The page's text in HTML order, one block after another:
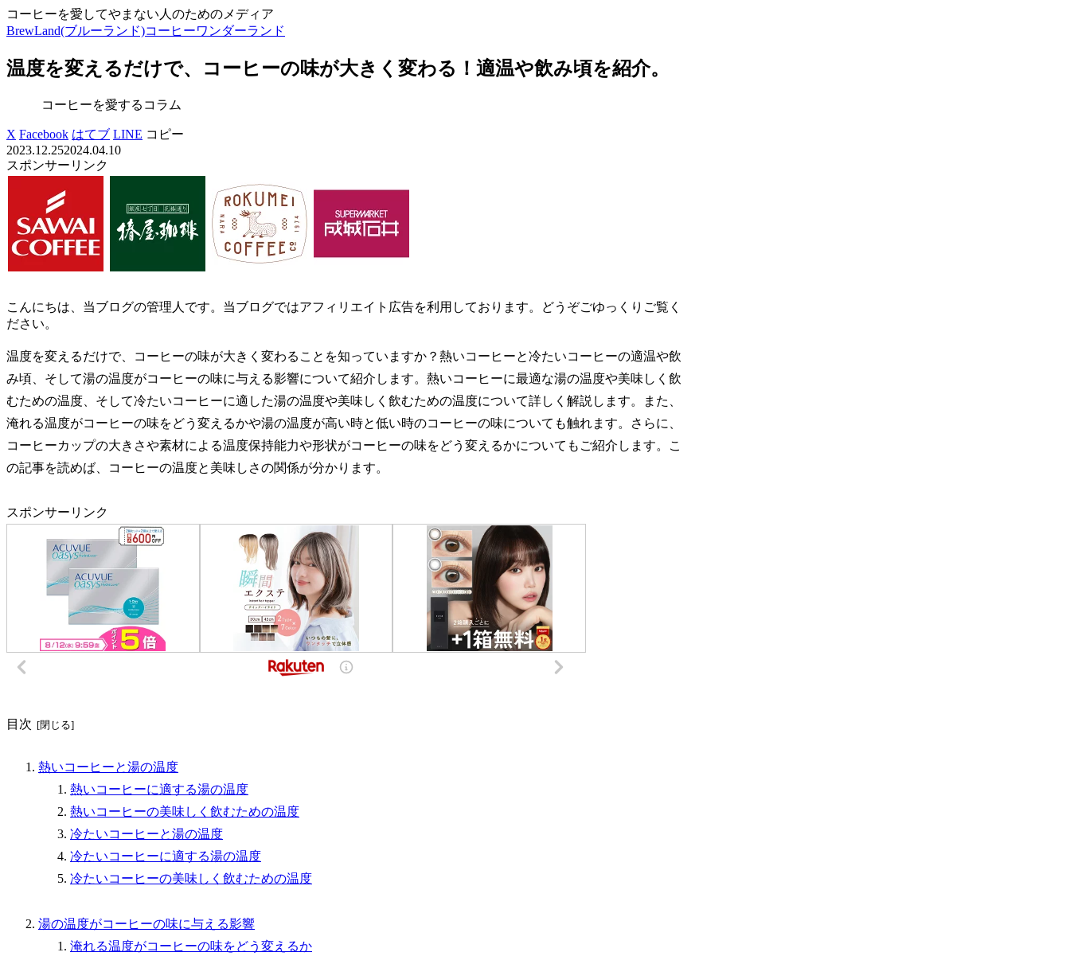
コーヒーを愛してやまない人のためのメディア
BrewLand(ブルーランド)コーヒーワンダーランド
温度を変えるだけで、コーヒーの味が大きく変わる！適温や飲み頃を紹介。
コーヒーを愛するコラム
X Facebook はてブ LINE コピー
2023.12.252024.04.10
スポンサーリンク
こんにちは、当ブログの管理人です。当ブログではアフィリエイト広告を利用しております。どうぞごゆっくりご覧く
ださい。
温度を変えるだけで、コーヒーの味が大きく変わることを知っていますか？熱いコーヒーと冷たいコーヒーの適温や飲
み頃、そして湯の温度がコーヒーの味に与える影響について紹介します。熱いコーヒーに最適な湯の温度や美味しく飲
むための温度、そして冷たいコーヒーに適した湯の温度や美味しく飲むための温度について詳しく解説します。また、
淹れる温度がコーヒーの味をどう変えるかや湯の温度が高い時と低い時のコーヒーの味についても触れます。さらに、
コーヒーカップの大きさや素材による温度保持能力や形状がコーヒーの味をどう変えるかについてもご紹介します。こ
の記事を読めば、コーヒーの温度と美味しさの関係が分かります。
スポンサーリンク
目次
熱いコーヒーと湯の温度
熱いコーヒーに適する湯の温度
熱いコーヒーの美味しく飲むための温度
冷たいコーヒーと湯の温度
冷たいコーヒーに適する湯の温度
冷たいコーヒーの美味しく飲むための温度
湯の温度がコーヒーの味に与える影響
淹れる温度がコーヒーの味をどう変えるか